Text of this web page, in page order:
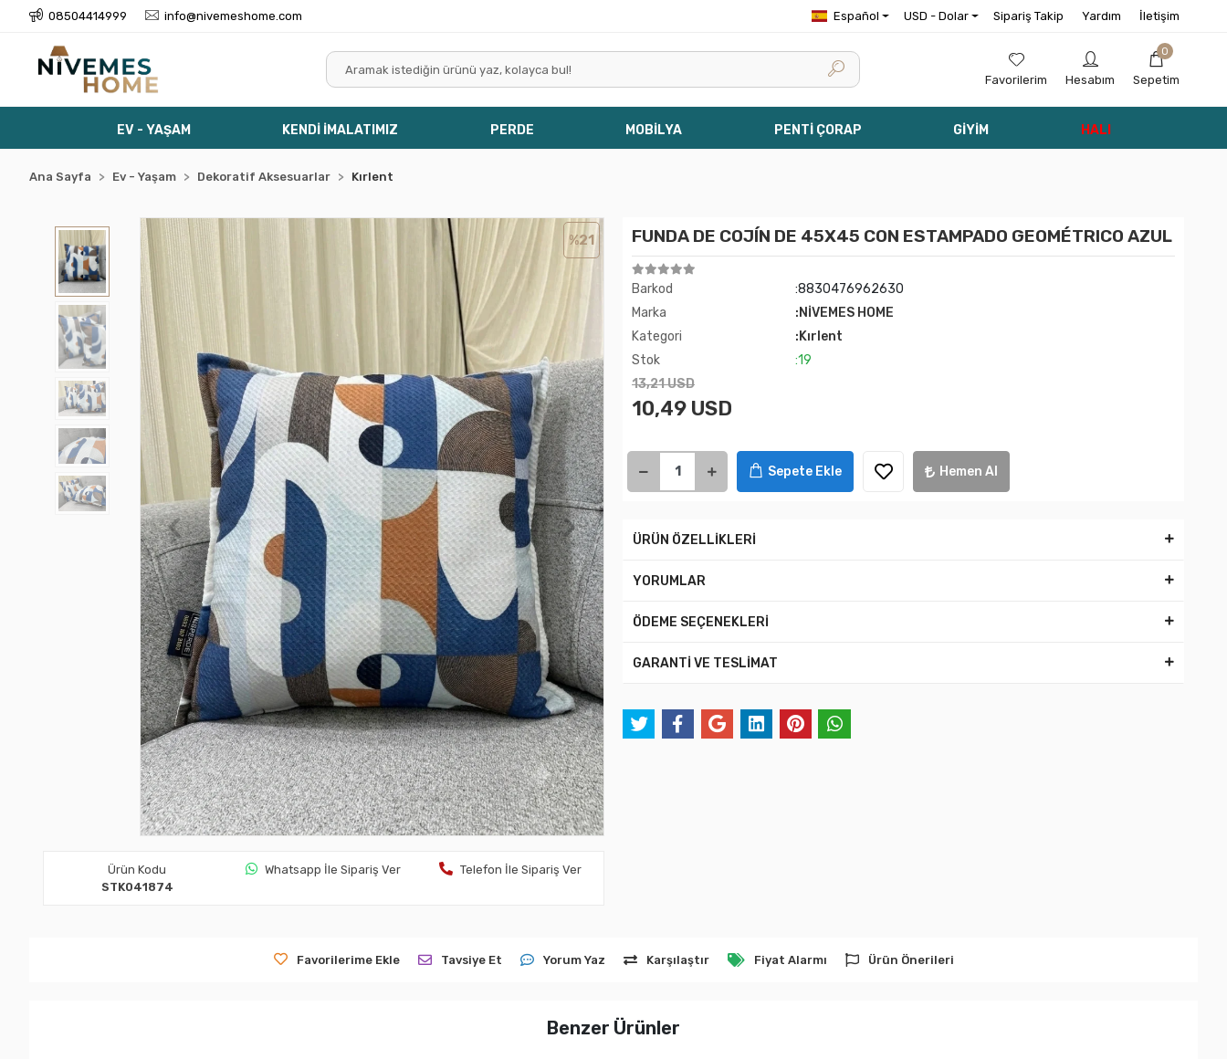
08504414999 info@nivemeshome.com Español USD - Dolar Sipariş Takip Yardım İletişim
Favorilerim Hesabım
0
Sepetim
EV - YAŞAM KENDİ İMALATIMIZ PERDE MOBİLYA PENTİ ÇORAP GİYİM HALI
Ana Sayfa Ev - Yaşam Dekoratif Aksesuarlar Kırlent
%21
Ürün Kodu
STK041874
Whatsapp İle Sipariş Ver Telefon İle Sipariş Ver
FUNDA DE COJÍN DE 45X45 CON ESTAMPADO GEOMÉTRICO AZUL
Barkod
:8830476962630
Marka
:NİVEMES HOME
Kategori
:Kırlent
Stok
:19
13,21 USD
10,49 USD
Sepete Ekle Hemen Al
ÜRÜN ÖZELLİKLERİ
YORUMLAR
ÖDEME SEÇENEKLERİ
GARANTİ VE TESLİMAT
Favorilerime Ekle Tavsiye Et Yorum Yaz Karşılaştır Fiyat Alarmı Ürün Önerileri
Benzer Ürünler